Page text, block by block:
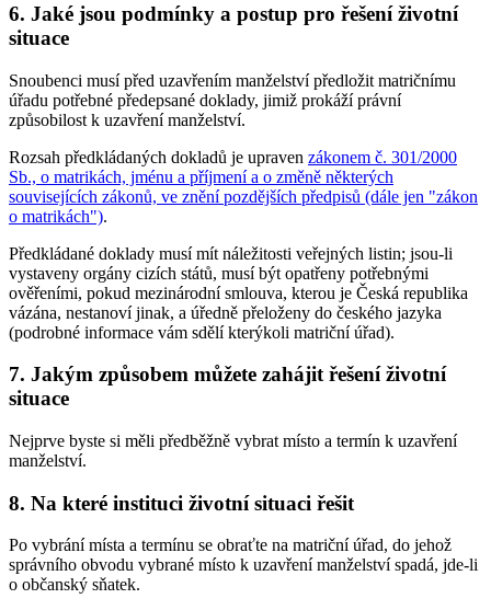
6. Jaké jsou podmínky a postup pro řešení životní
situace
Snoubenci musí před uzavřením manželství předložit matričnímu
úřadu potřebné předepsané doklady, jimiž prokáží právní
způsobilost k uzavření manželství.
Rozsah předkládaných dokladů je upraven zákonem č. 301/2000
Sb., o matrikách, jménu a příjmení a o změně některých
souvisejících zákonů, ve znění pozdějších předpisů (dále jen "zákon
o matrikách").
Předkládané doklady musí mít náležitosti veřejných listin; jsou-li
vystaveny orgány cizích států, musí být opatřeny potřebnými
ověřeními, pokud mezinárodní smlouva, kterou je Česká republika
vázána, nestanoví jinak, a úředně přeloženy do českého jazyka
(podrobné informace vám sdělí kterýkoli matriční úřad).
7. Jakým způsobem můžete zahájit řešení životní
situace
Nejprve byste si měli předběžně vybrat místo a termín k uzavření
manželství.
8. Na které instituci životní situaci řešit
Po vybrání místa a termínu se obraťte na matriční úřad, do jehož
správního obvodu vybrané místo k uzavření manželství spadá, jde-li
o občanský sňatek.